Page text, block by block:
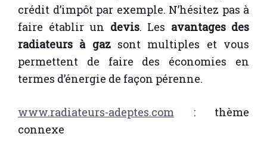
crédit d’impôt par exemple. N’hésitez pas à
faire établir un devis. Les avantages des
radiateurs à gazsont multiples et vous
permettent de faire des économies en
termes d’énergie de façon pérenne.
www.radiateurs-adeptes.com : thème
connexe